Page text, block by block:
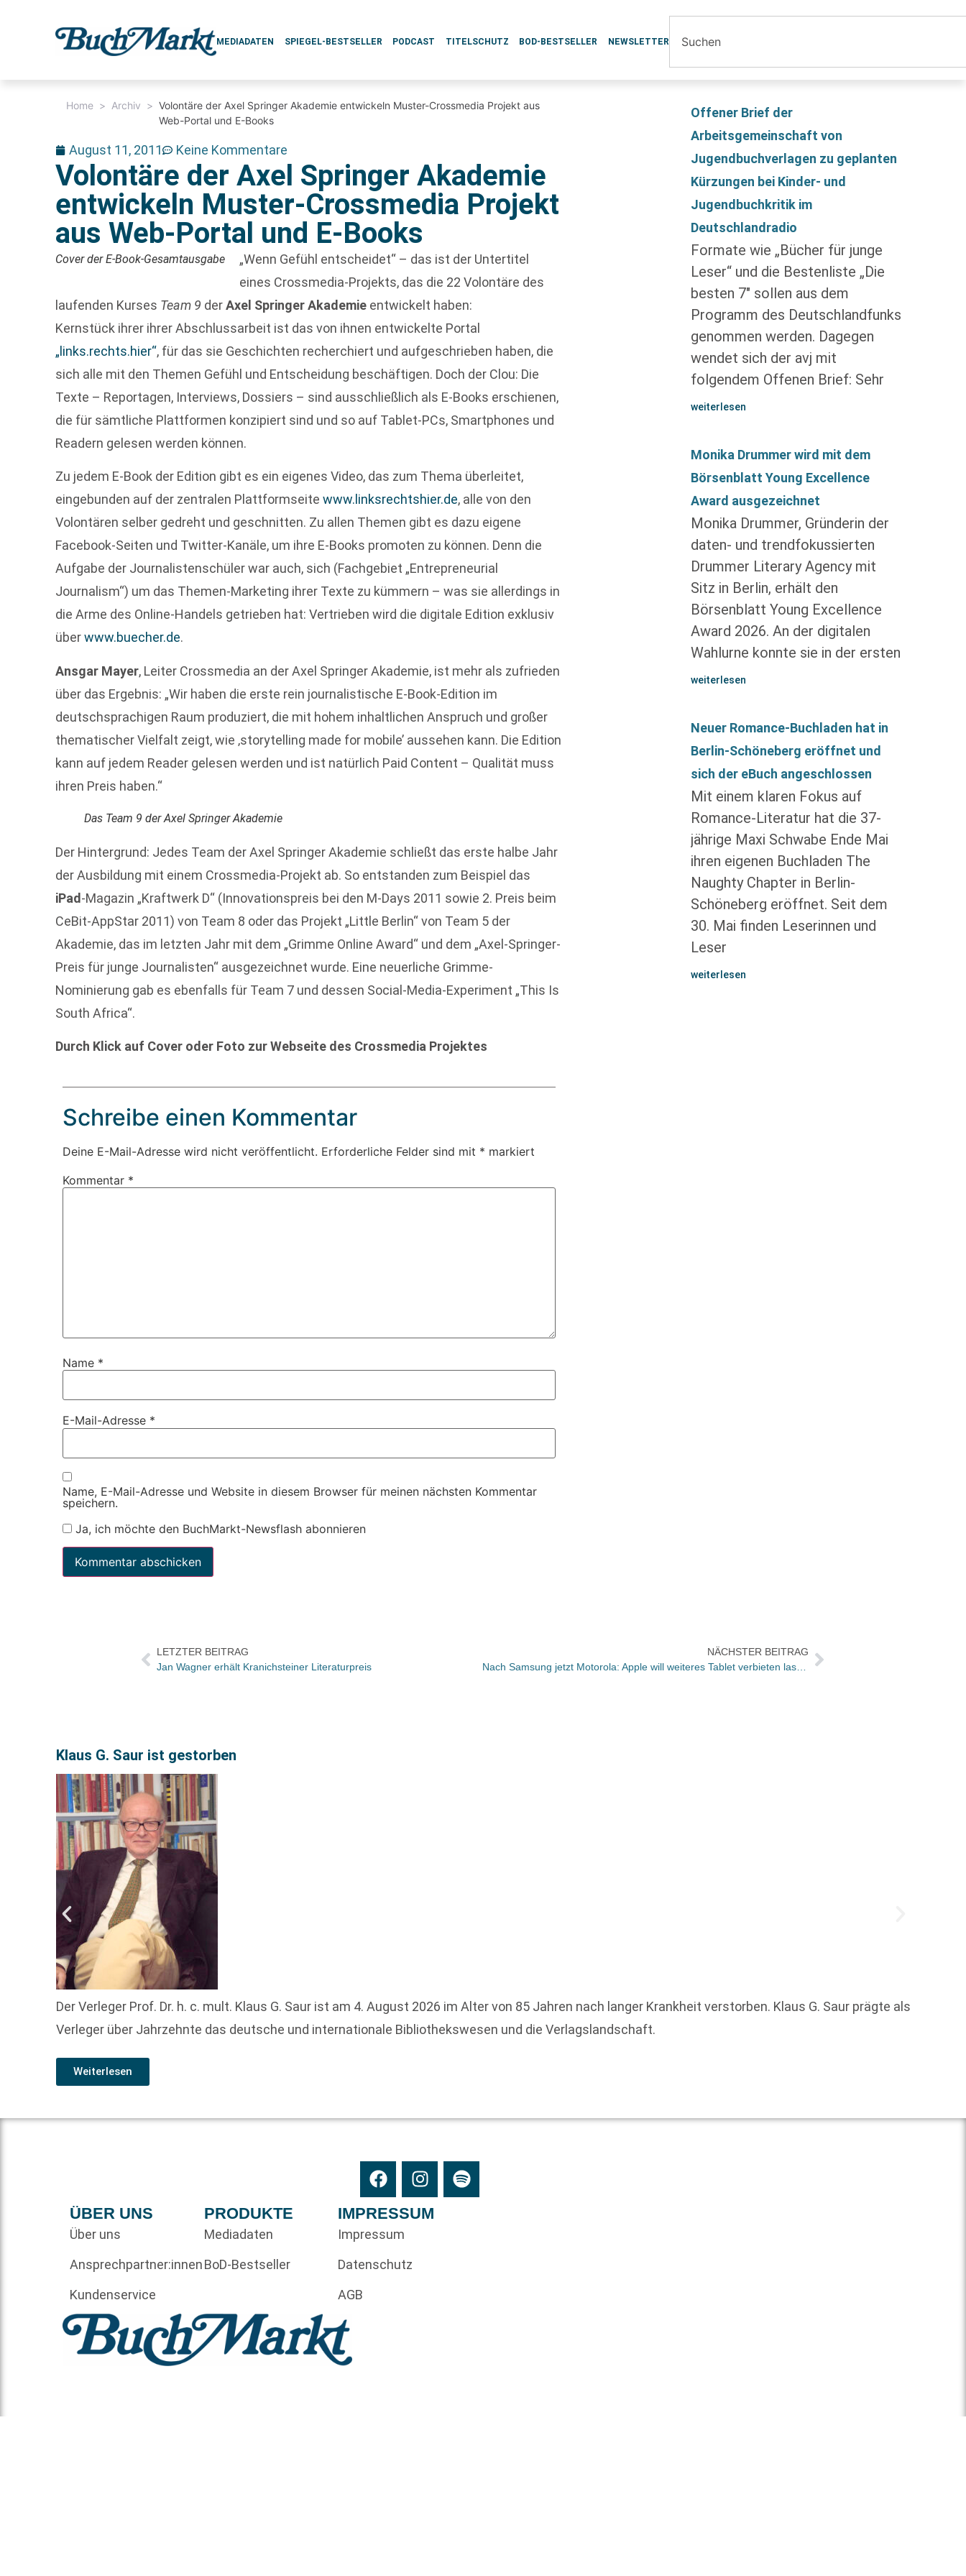
MEDIADATEN SPIEGEL-BESTSELLER PODCAST TITELSCHUTZ BOD-BESTSELLER NEWSLETTER
Home > Archiv > Volontäre der Axel Springer Akademie entwickeln Muster-Crossmedia Projekt aus
Web-Portal und E-Books
August 11, 2011 Keine Kommentare
Volontäre der Axel Springer Akademie
entwickeln Muster-Crossmedia Projekt
aus Web-Portal und E-Books
Cover der E-Book-Gesamtausgabe
„Wenn Gefühl entscheidet“ – das ist der Untertitel
eines Crossmedia-Projekts, das die 22 Volontäre des
laufenden Kurses Team 9 derAxel Springer Akademie entwickelt haben:
Kernstück ihrer ihrer Abschlussarbeit ist das von ihnen entwickelte Portal
„links.rechts.hier“, für das sie Geschichten recherchiert und aufgeschrieben haben, die
sich alle mit den Themen Gefühl und Entscheidung beschäftigen. Doch der Clou: Die
Texte – Reportagen, Interviews, Dossiers – sind ausschließlich als E-Books erschienen,
die für sämtliche Plattformen konzipiert sind und so auf Tablet-PCs, Smartphones und
Readern gelesen werden können.
Zu jedem E-Book der Edition gibt es ein eigenes Video, das zum Thema überleitet,
eingebunden auf der zentralen Plattformseitewww.linksrechtshier.de, alle von den
Volontären selber gedreht und geschnitten. Zu allen Themen gibt es dazu eigene
Facebook-Seiten und Twitter-Kanäle, um ihre E-Books promoten zu können. Denn die
Aufgabe der Journalistenschüler war auch, sich (Fachgebiet „Entrepreneurial
Journalism“) um das Themen-Marketing ihrer Texte zu kümmern – was sie allerdings in
die Arme des Online-Handels getrieben hat: Vertrieben wird die digitale Edition exklusiv
überwww.buecher.de.
Ansgar Mayer, Leiter Crossmedia an der Axel Springer Akademie, ist mehr als zufrieden
über das Ergebnis: „Wir haben die erste rein journalistische E-Book-Edition im
deutschsprachigen Raum produziert, die mit hohem inhaltlichen Anspruch und großer
thematischer Vielfalt zeigt, wie ‚storytelling made for mobile’ aussehen kann. Die Edition
kann auf jedem Reader gelesen werden und ist natürlich Paid Content – Qualität muss
ihren Preis haben.“
Das Team 9 der Axel Springer Akademie
Der Hintergrund: Jedes Team der Axel Springer Akademie schließt das erste halbe Jahr
der Ausbildung mit einem Crossmedia-Projekt ab. So entstanden zum Beispiel das
iPad-Magazin „Kraftwerk D“ (Innovationspreis bei den M-Days 2011 sowie 2. Preis beim
CeBit-AppStar 2011) von Team 8 oder das Projekt „Little Berlin“ von Team 5 der
Akademie, das im letzten Jahr mit dem „Grimme Online Award“ und dem „Axel-Springer-
Preis für junge Journalisten“ ausgezeichnet wurde. Eine neuerliche Grimme-
Nominierung gab es ebenfalls für Team 7 und dessen Social-Media-Experiment „This Is
South Africa“.
Durch Klick auf Cover oder Foto zur Webseite des Crossmedia Projektes
Schreibe einen Kommentar
Deine E-Mail-Adresse wird nicht veröffentlicht. Erforderliche Felder sind mit * markiert
Kommentar *
Name *
E-Mail-Adresse *
Name, E-Mail-Adresse und Website in diesem Browser für meinen nächsten Kommentar
speichern.
Ja, ich möchte den BuchMarkt-Newsflash abonnieren
Offener Brief der
Arbeitsgemeinschaft von
Jugendbuchverlagen zu geplanten
Kürzungen bei Kinder- und
Jugendbuchkritik im
Deutschlandradio
Formate wie „Bücher für junge
Leser“ und die Bestenliste „Die
besten 7″ sollen aus dem
Programm des Deutschlandfunks
genommen werden. Dagegen
wendet sich der avj mit
folgendem Offenen Brief: Sehr
weiterlesen
Monika Drummer wird mit dem
Börsenblatt Young Excellence
Award ausgezeichnet
Monika Drummer, Gründerin der
daten- und trendfokussierten
Drummer Literary Agency mit
Sitz in Berlin, erhält den
Börsenblatt Young Excellence
Award 2026. An der digitalen
Wahlurne konnte sie in der ersten
weiterlesen
Neuer Romance-Buchladen hat in
Berlin-Schöneberg eröffnet und
sich der eBuch angeschlossen
Mit einem klaren Fokus auf
Romance-Literatur hat die 37-
jährige Maxi Schwabe Ende Mai
ihren eigenen Buchladen The
Naughty Chapter in Berlin-
Schöneberg eröffnet. Seit dem
30. Mai finden Leserinnen und
Leser
weiterlesen
LETZTER BEITRAG
Jan Wagner erhält Kranichsteiner Literaturpreis
NÄCHSTER BEITRAG
Nach Samsung jetzt Motorola: Apple will weiteres Tablet verbieten lassen
Klaus G. Saur ist gestorben
Der Verleger Prof. Dr. h. c. mult. Klaus G. Saur ist am 4. August 2026 im Alter von 85 Jahren nach langer Krankheit verstorben. Klaus G. Saur prägte als
Verleger über Jahrzehnte das deutsche und internationale Bibliothekswesen und die Verlagslandschaft.
Weiterlesen
ÜBER UNS
Über uns
Ansprechpartner:innen
Kundenservice
PRODUKTE
Mediadaten
BoD-Bestseller
IMPRESSUM
Impressum
Datenschutz
AGB